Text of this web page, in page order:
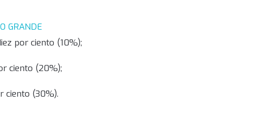
por ciento (10%);
ciento (20%);
ciento (30%).